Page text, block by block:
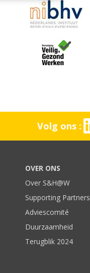
Volg ons :
OVER ONS
Over S&H@W
Supporting Partners
Adviescomité
Duurzaamheid
Terugblik 2024